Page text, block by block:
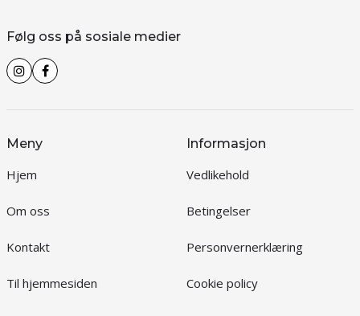
Følg oss på sosiale medier
Meny
Hjem
Om oss
Kontakt
Til hjemmesiden
Informasjon
Vedlikehold
Betingelser
Personvernerklæring
Cookie policy